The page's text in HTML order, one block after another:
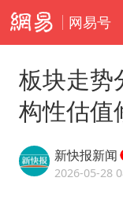
网易号
板块走势
构性估值
新快报新闻
2026-05-28